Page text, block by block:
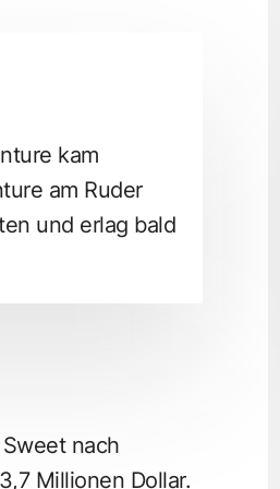
kam
am Ruder
und erlag bald
nach
Millionen Dollar.